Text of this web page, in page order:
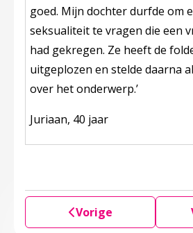
goed. Mijn dochter durfde om
seksualiteit te vragen die een
had gekregen. Ze heeft de
uitgeplozen en stelde daarna
over het onderwerp.’
Juriaan, 40 jaar
Vorige